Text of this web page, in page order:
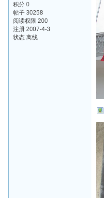
积分 0
帖子 30258
阅读权限 200
注册 2007-4-3
状态 离线